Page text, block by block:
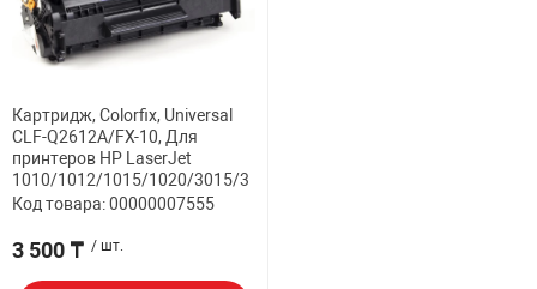
Картридж, Colorfix, Universal
CLF-Q2612A/FX-10, Для
принтеров HP LaserJet
1010/1012/1015/1020/3015/3
Код товара: 00000007555
3 500 ₸ / шт.